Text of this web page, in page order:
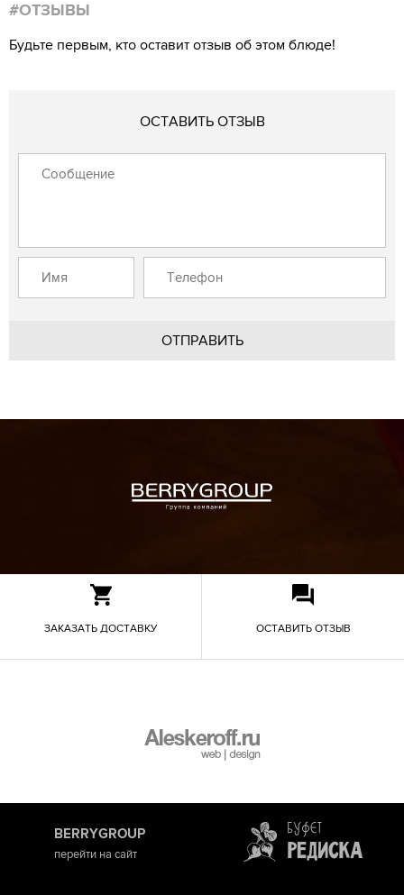
#ОТЗЫВЫ
Будьте первым, кто оставит отзыв об этом блюде!
ОСТАВИТЬ ОТЗЫВ
ОТПРАВИТЬ
ЗАКАЗАТЬ ДОСТАВКУ ОСТАВИТЬ ОТЗЫВ
BERRYGROUP
перейти на сайт